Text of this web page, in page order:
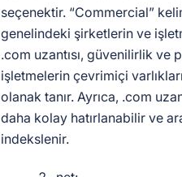
seçenektir. “Commercial”
genelindeki şirketlerin ve
.com uzantısı, güvenilirlik
işletmelerin çevrimiçi
olanak tanır. Ayrıca, .com
daha kolay hatırlanabilir ve
indekslenir.